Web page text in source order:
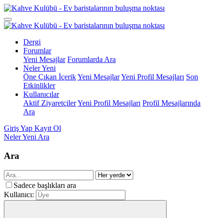
Dergi
Forumlar
Yeni Mesajlar Forumlarda Ara
Neler Yeni
Öne Çıkan İçerikYeni MesajlarYeni Profil Mesajları Son
Etkinlikler
Kullanıcılar
Aktif ZiyaretçilerYeni Profil Mesajları Profil Mesajlarında
Ara
Giriş Yap Kayıt Ol
Neler Yeni Ara
Ara
Sadece başlıkları ara
Kullanıcı: